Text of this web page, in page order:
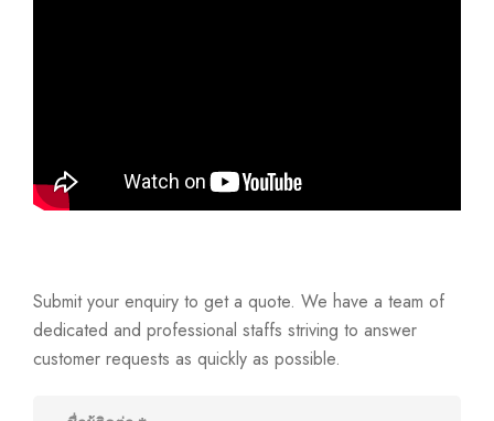
Submit your enquiry to get a quote. We have a team of
dedicated and professional staffs striving to answer
customer requests as quickly as possible.